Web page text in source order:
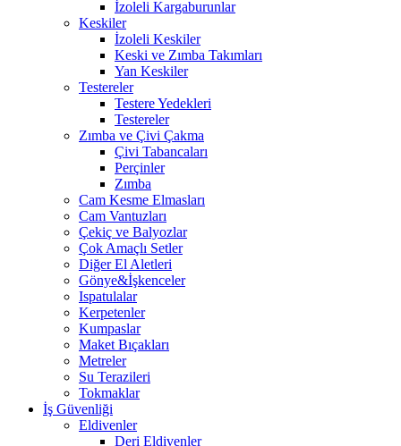
İzoleli Kargaburunlar
Keskiler
İzoleli Keskiler
Keski ve Zımba Takımları
Yan Keskiler
Testereler
Testere Yedekleri
Testereler
Zımba ve Çivi Çakma
Çivi Tabancaları
Perçinler
Zımba
Cam Kesme Elmasları
Cam Vantuzları
Çekiç ve Balyozlar
Çok Amaçlı Setler
Diğer El Aletleri
Gönye&İşkenceler
Ispatulalar
Kerpetenler
Kumpaslar
Maket Bıçakları
Metreler
Su Terazileri
Tokmaklar
İş Güvenliği
Eldivenler
Deri Eldivenler